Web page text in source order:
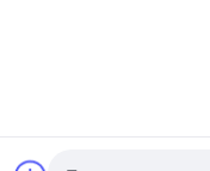
プライバシーポリシー規約